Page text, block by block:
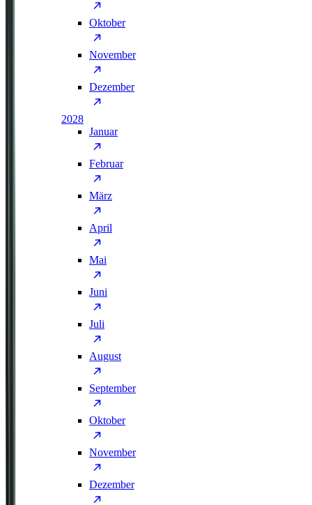
Oktober
November
Dezember
2028
Januar
Februar
März
April
Mai
Juni
Juli
August
September
Oktober
November
Dezember